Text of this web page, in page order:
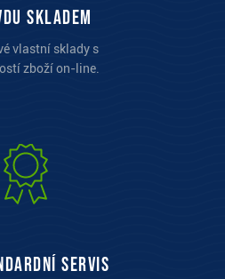
skladem
vlastní sklady s
zboží on-line.
servis